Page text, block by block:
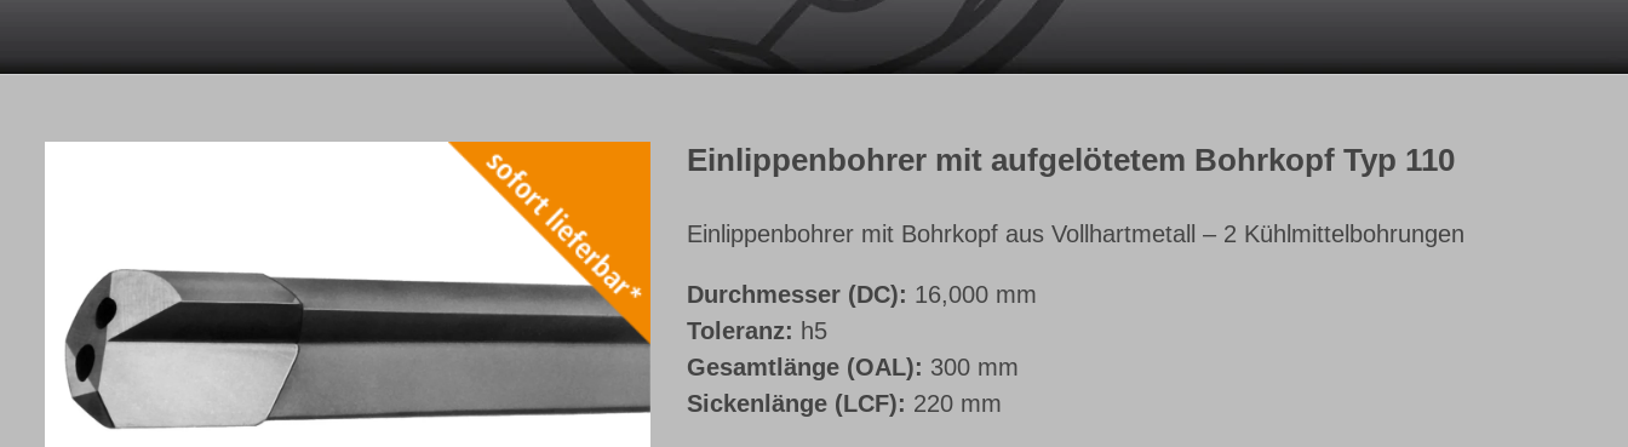
Einlippenbohrer mit aufgelötetem Bohrkopf Typ 110
Einlippenbohrer mit Bohrkopf aus Vollhartmetall – 2 Kühlmittelbohrungen
Durchmesser (DC): 16,000 mm
Toleranz: h5
Gesamtlänge (OAL): 300 mm
Sickenlänge (LCF): 220 mm